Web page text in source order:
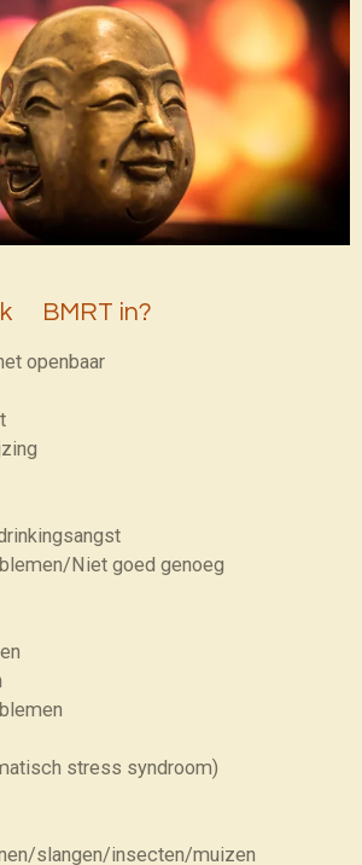
BMRT in?
openbaar
Niet goed genoeg
stress syndroom)
slangen/insecten/muizen